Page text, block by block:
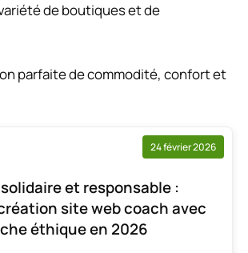
de boutiques et de
parfaite de commodité, confort et
24 février 2026
et responsable :
site web coach avec
éthique en 2026